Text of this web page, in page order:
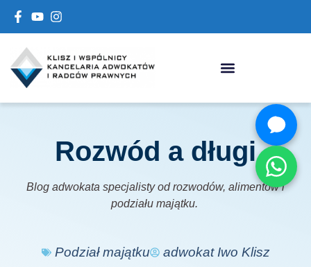
Rozwód a długi
Blog adwokata specjalisty od rozwodów, alimentów i
podziału majątku.
Podział majątku adwokat Iwo Klisz